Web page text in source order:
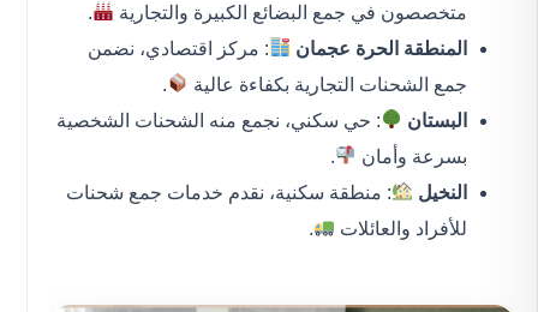
متخصصون في جمع البضائع الكبيرة والتجارية
.
المنطقة الحرة عجمان
: مركز اقتصادي، نضمن
جمع الشحنات التجارية بكفاءة عالية
.
البستان
: حي سكني، نجمع منه الشحنات الشخصية
بسرعة وأمان
.
النخيل
: منطقة سكنية، نقدم خدمات جمع شحنات
للأفراد والعائلات
.